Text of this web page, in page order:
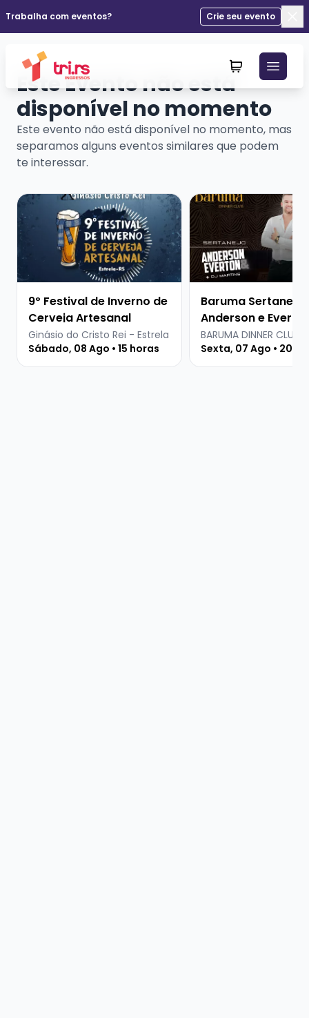
Trabalha com eventos?
Crie seu evento
Este Evento não está
disponível no momento
Este evento não está disponível no momento, mas
separamos alguns eventos similares que podem
te interessar.
Veja mais sobre 9º Festival de Inverno de Cerveja
9º Festival de Inverno de
Cerveja Artesanal
Ginásio do Cristo Rei - Estrela
Sábado, 08 Ago • 15 horas
Veja mais sobre
Baruma Sertanejo
Anderson e
Martins
BARUMA DINNER CLUB
Sexta, 07 Ago • 20